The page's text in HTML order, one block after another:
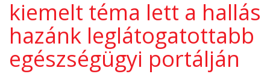
kiemelt
kiemelt téma lett a hallás
hazánk leglátogatottabb
egészségügyi portálján